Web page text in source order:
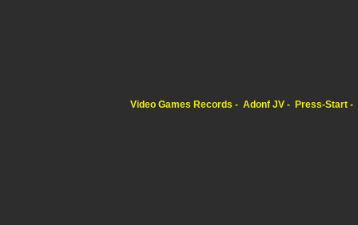
Video Games Records Adonf JV Press-Start